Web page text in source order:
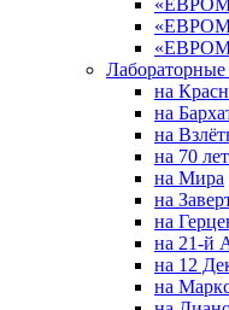
на
на
на
на 70
на Мира
на
на
на 21-й
на 12
на